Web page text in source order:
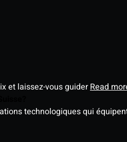
et laissez-vous guiderRead
technologiques qui